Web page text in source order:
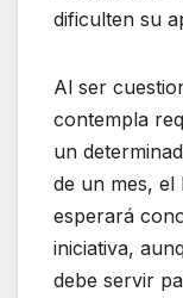
dificulten su
Al ser
contempla
un
de un mes, el
esperará
iniciativa,
debe servir